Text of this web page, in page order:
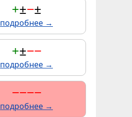
+±−±
подробнее →
+±−−
подробнее →
−−−−
подробнее →